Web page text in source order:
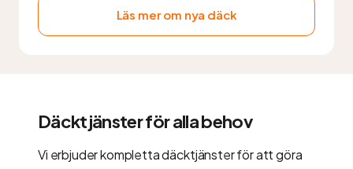
Läs mer om nya däck
Däcktjänster för alla behov
Vi erbjuder kompletta däcktjänster för att göra